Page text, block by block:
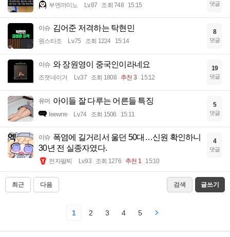
부엔까미노 Lv.87 조회 748 15:15 댓글
이슈 김어준 저격하는 탁현민
원스타조 Lv.75 조회 1224 15:14
8
댓글
이슈 와 장원영이 중국인이라네요
조졋네이거 Lv.37 조회 1808 추천 3 15:12
19
댓글
유머 아이들 잘 다루는 어른들 특징
Ieewrre Lv.74 조회 1506 15:11
5
댓글
이슈 폭염에 길거리서 울던 50대…신원 확인하니
30년 전 실종자였다.
전자팔찌 Lv.93 조회 1276 추천 1 15:10
4
댓글
최근 다음 검색 글쓰기
1 2 3 4 5